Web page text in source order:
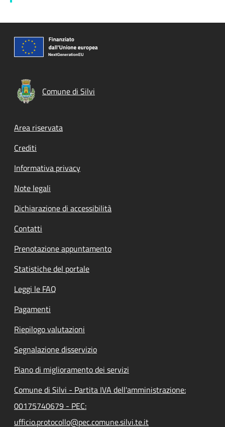
Comune di Silvi
Footer menu
Area riservata
Crediti
Informativa privacy
Note legali
Dichiarazione di accessibilità
Contatti
Prenotazione appuntamento
Statistiche del portale
Leggi le FAQ
Pagamenti
Riepilogo valutazioni
Segnalazione disservizio
Piano di miglioramento dei servizi
Comune di Silvi - Partita IVA dell'amministrazione:
00175740679 - PEC:
ufficio.protocollo@pec.comune.silvi.te.it